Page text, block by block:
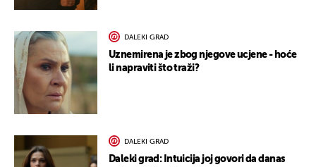
DALEKI GRAD
Uznemirena je zbog njegove ucjene - hoće
li napraviti što traži?
DALEKI GRAD
Daleki grad: Intuicija joj govori da danas